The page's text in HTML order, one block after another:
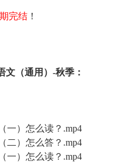
完结 ！
文（通用）-秋季：
一）怎么读？.mp4
二）怎么答？.mp4
一）怎么读？.mp4